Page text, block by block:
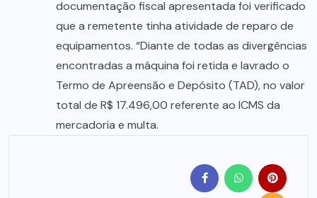
documentação fiscal apresentada foi verificado
que a remetente tinha atividade de reparo de
equipamentos. “Diante de todas as divergências
encontradas a máquina foi retida e lavrado o
Termo de Apreensão e Depósito (TAD), no valor
total de R$ 17.496,00 referente ao ICMS da
mercadoria e multa.